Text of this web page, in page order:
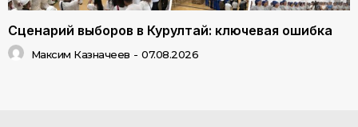
Сценарий выборов в Курултай: ключевая ошибка
Максим Казначеев - 07.08.2026